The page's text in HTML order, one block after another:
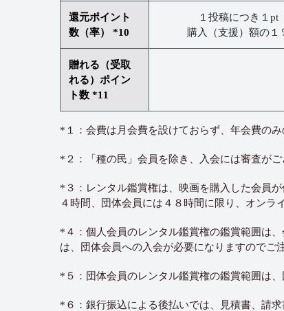
還元ポイント
数（率） *10
１投稿につき１pt
購入（支援）額の１
贈れる（受取
れる）ポイン
ト数 *11
*１：会費は月会費を設けておらず、年会費の
*２：「種の民」会員を除き、入会には審査が
*３：レンタル鑑賞権は、映画を購入した会員
４時間、団体会員には４８時間に限り、オンラ
*４：個人会員のレンタル鑑賞権の鑑賞範囲は
は、団体会員への入会が必要になりますのでご
*５：団体会員のレンタル鑑賞権の鑑賞範囲は
*６：銀行振込による後払いでは、見積書、請